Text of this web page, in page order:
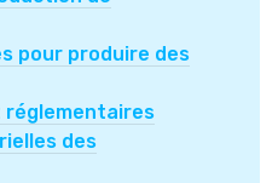
pour produire des
réglementaires
des